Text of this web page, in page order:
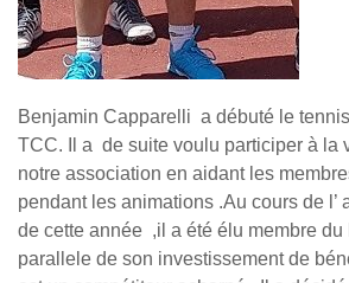
Benjamin Capparelli a débuté le
TCC. Il a de suite voulu participer à la
notre association en aidant les
pendant les animations .Au cours de l’
de cette année ,il a été élu membre du
parallele de son investissement de